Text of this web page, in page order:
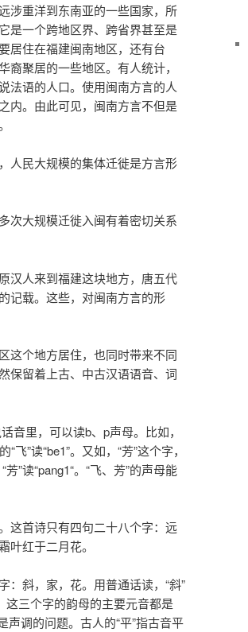
涉重洋到东南亚的一些国家，所
是一个跨地区界、跨省界甚至是
居住在福建闽南地区，还有台
聚居的一些地区。有人统计，
法语的人口。使用闽南方言的人
内。由此可见，闽南方言不但是
人民大规模的集体迁徙是方言形
次大规模迁徙入闽有着密切关系
汉人来到福建这块地方，唐五代
记载。这些，对闽南方言的形
这个地方居住，也同时带来不同
保留着上古、中古汉语语音、词
音里，可以读b、p声母。比如，
飞”读“be1”。又如，“芳”这个字，
”读“pang1“。“飞、芳”的声母能
这首诗只有四句二十八个字：远
叶红于二月花。
：斜，家，花。用普通话读，“斜”
这三个字的韵母的主要元音都是
声调的问题。古人的“平”指古音平